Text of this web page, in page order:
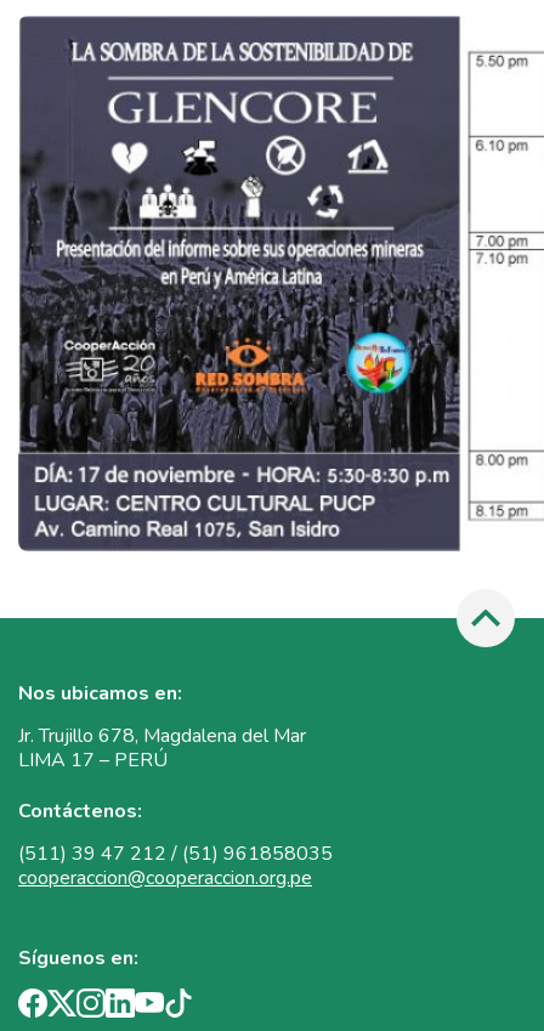
Nos ubicamos en:
Jr. Trujillo 678, Magdalena del Mar
LIMA 17 – PERÚ
Contáctenos:
(511) 39 47 212 / (51) 961858035
cooperaccion@cooperaccion.org.pe
Síguenos en: